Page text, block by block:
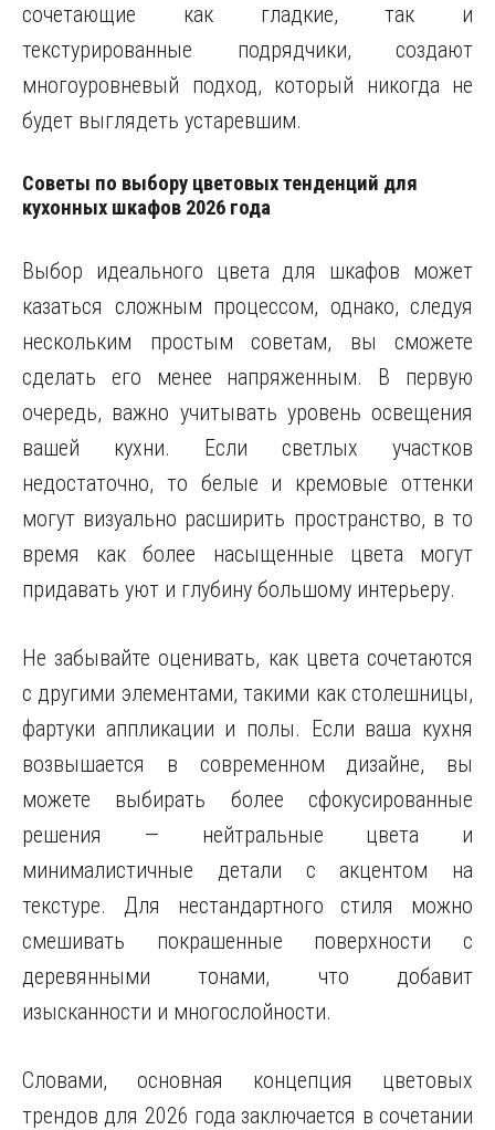
сочетающие как гладкие, так и
текстурированные подрядчики, создают
многоуровневый подход, который никогда не
будет выглядеть устаревшим.
Советы по выбору цветовых тенденций для
кухонных шкафов 2026 года
Выбор идеального цвета для шкафов может
казаться сложным процессом, однако, следуя
нескольким простым советам, вы сможете
сделать его менее напряженным. В первую
очередь, важно учитывать уровень освещения
вашей кухни. Если светлых участков
недостаточно, то белые и кремовые оттенки
могут визуально расширить пространство, в то
время как более насыщенные цвета могут
придавать уют и глубину большому интерьеру.
Не забывайте оценивать, как цвета сочетаются
с другими элементами, такими как столешницы,
фартуки аппликации и полы. Если ваша кухня
возвышается в современном дизайне, вы
можете выбирать более сфокусированные
решения — нейтральные цвета и
минималистичные детали с акцентом на
текстуре. Для нестандартного стиля можно
смешивать покрашенные поверхности с
деревянными тонами, что добавит
изысканности и многослойности.
Словами, основная концепция цветовых
трендов для 2026 года заключается в сочетании